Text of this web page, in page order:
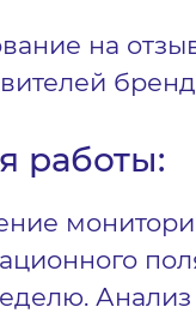
на
работы:
Анализ